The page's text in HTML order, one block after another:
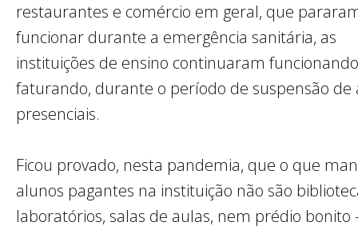
restaurantes e comércio em geral, que
funcionar durante a emergência sanitária, as
instituições de ensino continuaram
faturando, durante o período de suspensão de
presenciais.
Ficou provado, nesta pandemia, que o que
alunos pagantes na instituição não são
laboratórios, salas de aulas, nem prédio bonito